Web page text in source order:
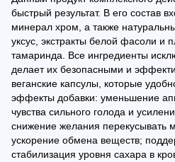
быстрый результат. В его состав
минерал хром, а также
уксус, экстракты белой фасоли и
тамаринда. Все ингредиенты
делает их безопасными и
веганские капсулы, которые
эффекты добавки: уменьшение
чувства сильного голода и
снижение желания
ускорение обмена веществ;
стабилизация уровня сахара в